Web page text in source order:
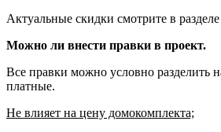
Актуальные скидки смотрите в разделе
Можно ли внести правки в проект.
Все правки можно условно разделить
платные.
Не влияет на цену домокомплекта;